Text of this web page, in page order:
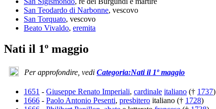
San Teodardo di Narbonne, vescovo
San Torquato, vescovo
Beato Vivaldo, eremita
Nati il 1º maggio
Per approfondire, vedi Categoria:Nati il 1º maggio
1651 - Giuseppe Renato Imperiali, cardinale italiano († 1737)
1666 - Paolo Antonio Pesenti, presbitero italiano († 1728)